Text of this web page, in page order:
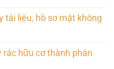
tài liệu, hồ sơ mật không
rác hữu cơ thành phân